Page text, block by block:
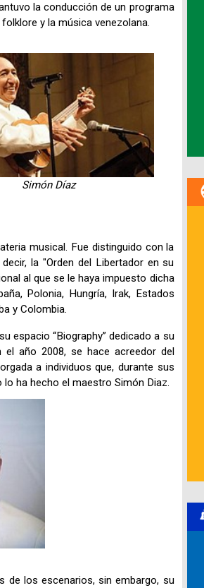
la conducción de un programa
y la música venezolana.
Simón Díaz
musical. Fue distinguido con la
la "Orden del Libertador en su
al que se le haya impuesto dicha
Polonia, Hungría, Irak, Estados
y Colombia.
espacio “Biography” dedicado a su
año 2008, se hace acreedor del
a individuos que, durante sus
ha hecho el maestro Simón Diaz.
de los escenarios, sin embargo, su